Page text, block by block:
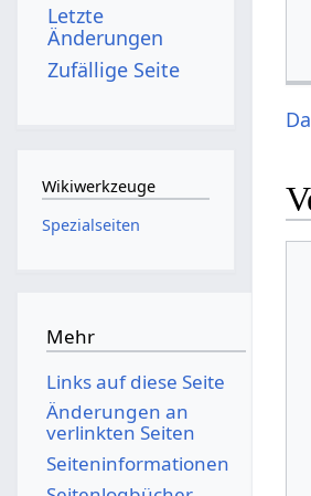
Letzte
Änderungen
Zufällige Seite
Wikiwerkzeuge
Spezialseiten
Mehr
Links auf diese Seite
Änderungen an
verlinkten Seiten
Seiten­­informationen